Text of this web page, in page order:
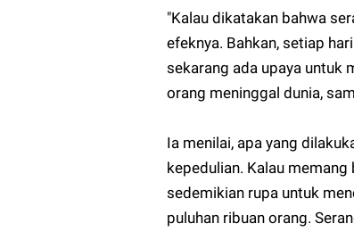
"Kalau dikatakan bahwa
efeknya. Bahkan, setiap
sekarang ada upaya untuk
orang meninggal dunia,
Ia menilai, apa yang
kepedulian. Kalau
sedemikian rupa untuk
puluhan ribuan orang.